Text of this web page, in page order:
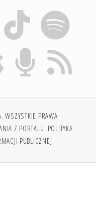
PRAWA
Z PORTALU POLITYKA
PUBLICZNEJ